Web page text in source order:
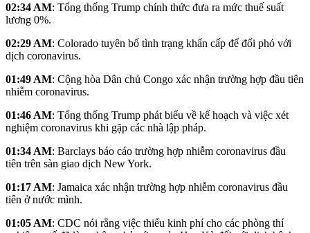
02:34 AM: Tổng thống Trump chính thức đưa ra mức thuế suất
lương 0%.
02:29 AM: Colorado tuyên bố tình trạng khẩn cấp để đối phó với
dịch coronavirus.
01:49 AM: Cộng hòa Dân chủ Congo xác nhận trường hợp đầu tiên
nhiễm coronavirus.
01:46 AM: Tổng thống Trump phát biểu về kế hoạch và việc xét
nghiệm coronavirus khi gặp các nhà lập pháp.
01:34 AM: Barclays báo cáo trường hợp nhiễm coronavirus đầu
tiên trên sàn giao dịch New York.
01:17 AM: Jamaica xác nhận trường hợp nhiễm coronavirus đầu
tiên ở nước mình.
01:05 AM: CDC nói rằng việc thiếu kinh phí cho các phòng thí